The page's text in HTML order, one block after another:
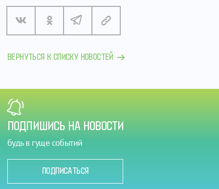
ВЕРНУТЬСЯ К СПИСКУ НОВОСТЕЙ
ПОДПИШИСЬ НА НОВОСТИ
будь в гуще событий
ПОДПИСАТЬСЯ